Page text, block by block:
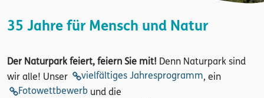
35 Jahre für Mensch und Natur
Der Naturpark feiert, feiern Sie mit! Denn Naturpark sind
wir alle! Unser
vielfältiges Jahresprogramm, ein
Fotowettbewerb und die